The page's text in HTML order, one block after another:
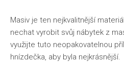
Masiv je ten nejkvalitnější
nechat vyrobit svůj nábytek z
využijte tuto neopakovatelnou
hnízdečka, aby byla nejkrásnější.